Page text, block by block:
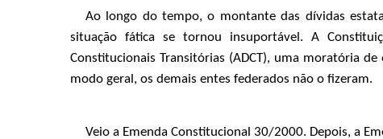
Ao longo do tempo, o montante das dívidas
situação fática se tornou insuportável. A
Constitucionais Transitórias (ADCT), uma moratória
modo geral, os demais entes federados não o fizeram.
Veio a Emenda Constitucional 30/2000. Depois, a